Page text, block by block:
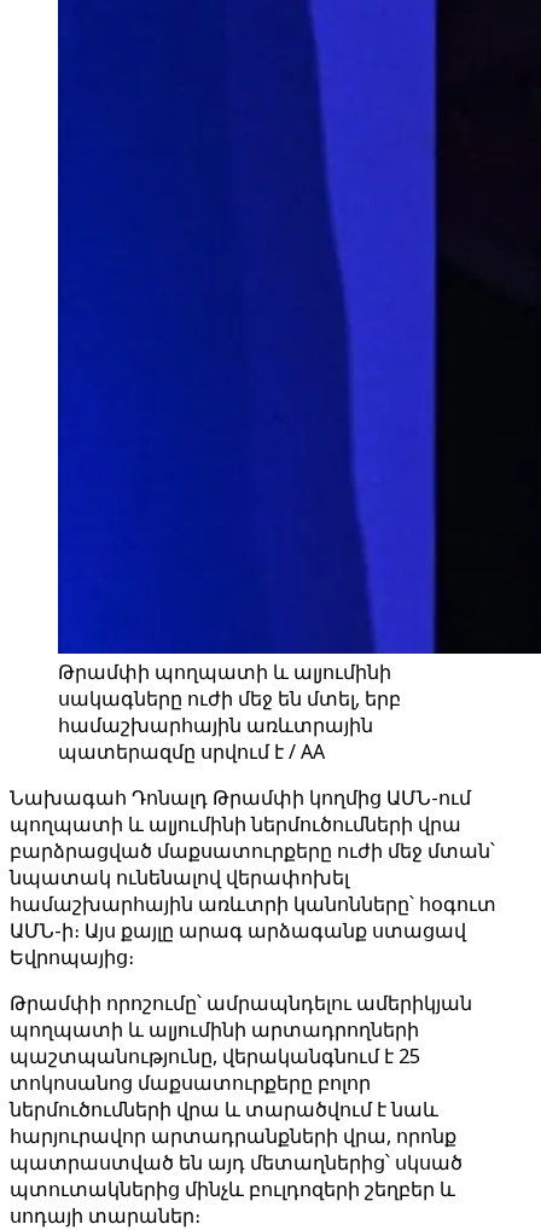
Թրամփի պողպատի և ալյումինի
սակագները ուժի մեջ են մտել, երբ
համաշխարհային առևտրային
պատերազմը սրվում է / AA
Նախագահ Դոնալդ Թրամփի կողմից ԱՄՆ-ում
պողպատի և ալյումինի ներմուծումների վրա
բարձրացված մաքսատուրքերը ուժի մեջ մտան՝
նպատակ ունենալով վերափոխել
համաշխարհային առևտրի կանոնները՝ հօգուտ
ԱՄՆ-ի։ Այս քայլը արագ արձագանք ստացավ
Եվրոպայից։
Թրամփի որոշումը՝ ամրապնդելու ամերիկյան
պողպատի և ալյումինի արտադրողների
պաշտպանությունը, վերականգնում է 25
տոկոսանոց մաքսատուրքերը բոլոր
ներմուծումների վրա և տարածվում է նաև
հարյուրավոր արտադրանքների վրա, որոնք
պատրաստված են այդ մետաղներից՝ սկսած
պտուտակներից մինչև բուլդոզերի շեղբեր և
սոդայի տարաներ։